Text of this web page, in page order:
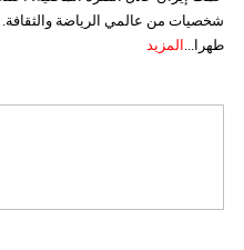
شخصيات من عالمي الرياضة
طهرا... المزيد